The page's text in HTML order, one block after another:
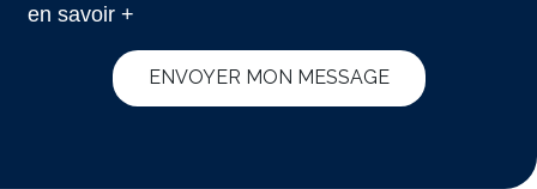
en savoir +
ENVOYER MON MESSAGE